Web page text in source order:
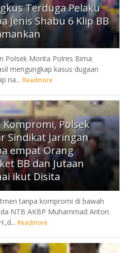
Terduga Pelaku
Jenis Shabu 6 Klip BB
Polsek Monta Polres Bima
mengungkap kasus dugaan
na... Readmore
Polsek
Sindikat Jaringan
empat Orang
BB dan Jutaan
ikut Disita
tanpa kompromi di bawah
NTB AKBP Muhammad Anton
Readmore